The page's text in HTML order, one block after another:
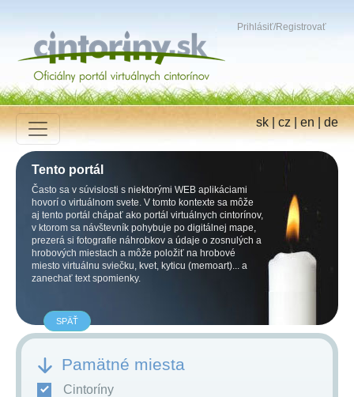
Prihlásiť/Registrovať
sk|cz|en|de
Tento portál
Často sa v súvislosti s niektorými WEB aplikáciami
hovorí o virtuálnom svete. V tomto kontexte sa môže
aj tento portál chápať ako portál virtuálnych cintorínov,
v ktorom sa návštevník pohybuje po digitálnej mape,
prezerá si fotografie náhrobkov a údaje o zosnulých a
hrobových miestach a môže položiť na hrobové
miesto virtuálnu sviečku, kvet, kyticu (memoart)... a
zanechať text spomienky.
SPÄŤ
Pamätné miesta
Cintoríny